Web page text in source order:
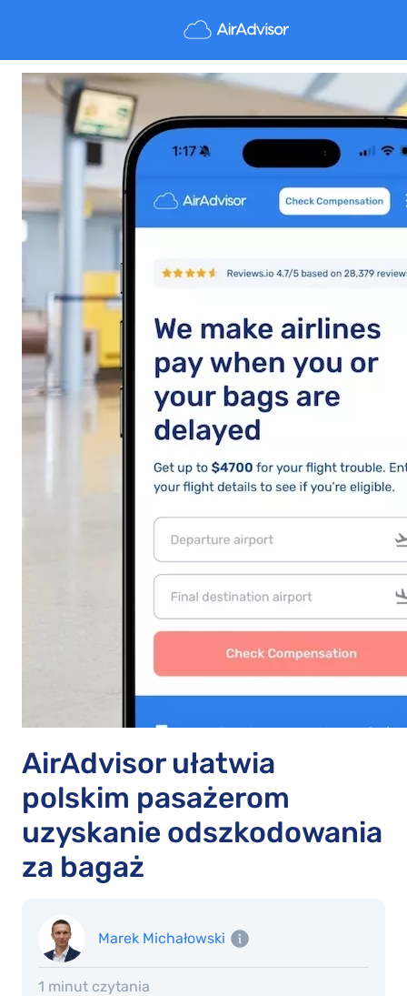
AirAdvisor ułatwia
polskim pasażerom
uzyskanie odszkodowania
za bagaż
Marek Michałowski
1 minut czytania